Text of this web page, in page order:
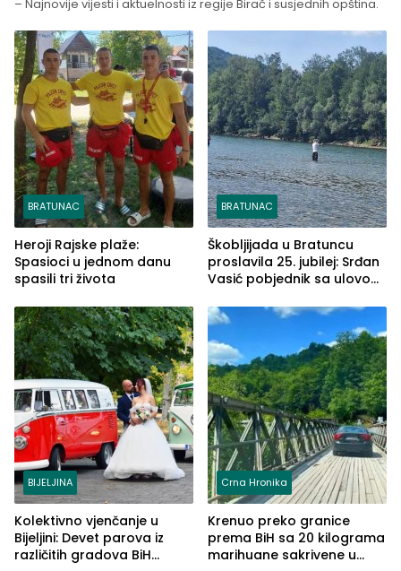
– Najnovije vijesti i aktuelnosti iz regije Birač i susjednih opština.
BRATUNAC
Heroji Rajske plaže:
Spasioci u jednom danu
spasili tri života
BRATUNAC
Škobljijada u Bratuncu
proslavila 25. jubilej: Srđan
Vasić pobjednik sa ulovom
BIJELJINA
Kolektivno vjenčanje u
Bijeljini: Devet parova iz
različitih gradova BiH
Crna Hronika
Krenuo preko granice
prema BiH sa 20 kilograma
marihuane sakrivene u